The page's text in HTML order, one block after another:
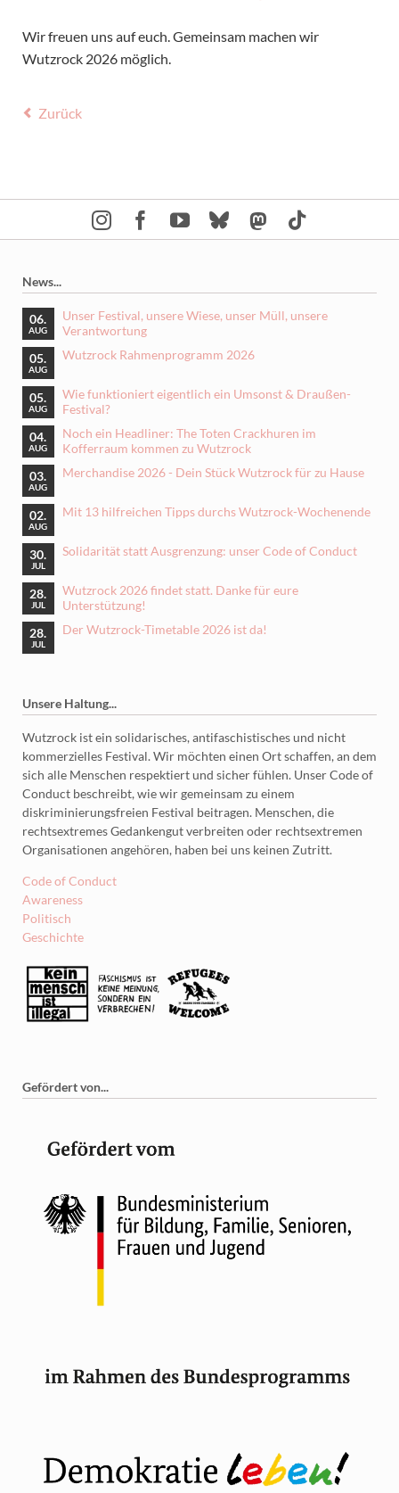
Wir freuen uns auf euch. Gemeinsam machen wir
Wutzrock 2026 möglich.
Zurück
News...
06.
AUG
Unser Festival, unsere Wiese, unser Müll, unsere
Verantwortung
05.
AUG
Wutzrock Rahmenprogramm 2026
05.
AUG
Wie funktioniert eigentlich ein Umsonst & Draußen-
Festival?
04.
AUG
Noch ein Headliner: The Toten Crackhuren im
Kofferraum kommen zu Wutzrock
03.
AUG
Merchandise 2026 - Dein Stück Wutzrock für zu Hause
02.
AUG
Mit 13 hilfreichen Tipps durchs Wutzrock-Wochenende
30.
JUL
Solidarität statt Ausgrenzung: unser Code of Conduct
28.
JUL
Wutzrock 2026 findet statt. Danke für eure
Unterstützung!
28.
JUL
Der Wutzrock-Timetable 2026 ist da!
Unsere Haltung...
Wutzrock ist ein solidarisches, antifaschistisches und nicht
kommerzielles Festival. Wir möchten einen Ort schaffen, an dem
sich alle Menschen respektiert und sicher fühlen. Unser Code of
Conduct beschreibt, wie wir gemeinsam zu einem
diskriminierungsfreien Festival beitragen. Menschen, die
rechtsextremes Gedankengut verbreiten oder rechtsextremen
Organisationen angehören, haben bei uns keinen Zutritt.
Code of Conduct
Awareness
Politisch
Geschichte
Gefördert von...